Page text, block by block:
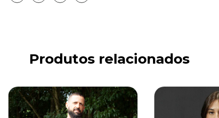
Produtos relacionados